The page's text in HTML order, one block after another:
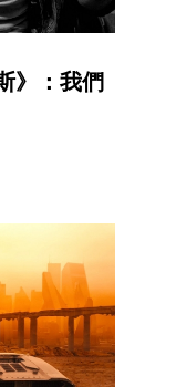
》：我們